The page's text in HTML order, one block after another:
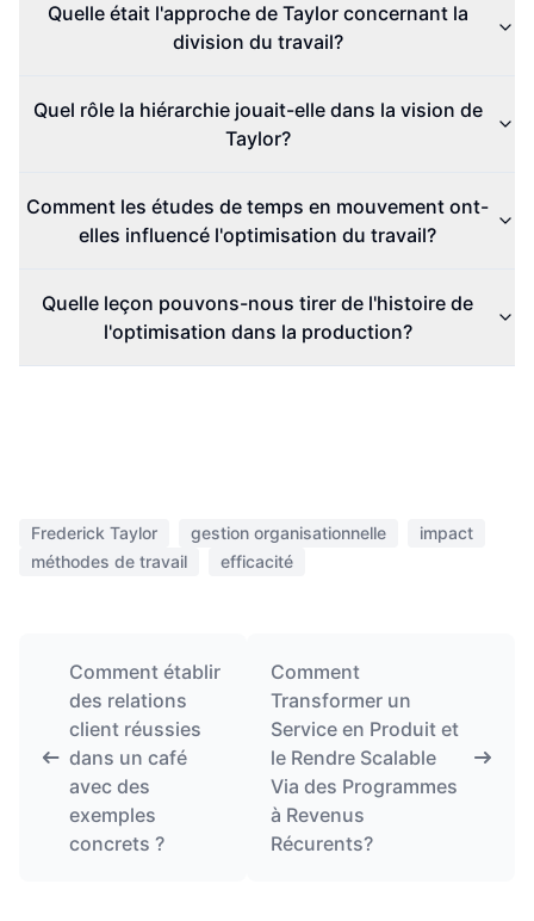
Quelle était l'approche de Taylor concernant la
division du travail?
Quel rôle la hiérarchie jouait-elle dans la vision de
Taylor?
Comment les études de temps en mouvement ont-
elles influencé l'optimisation du travail?
Quelle leçon pouvons-nous tirer de l'histoire de
l'optimisation dans la production?
Frederick Taylor gestion organisationnelle
impact
méthodes de travail
efficacité
Comment établir
des relations
client réussies
dans un café
avec des
exemples
concrets ?
Comment
Transformer un
Service en Produit et
le Rendre Scalable
Via des Programmes
à Revenus
Récurents?